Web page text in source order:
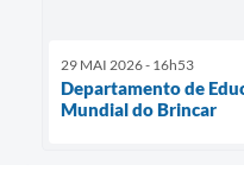
29 MAI 2026 - 16h53
Departamento de
Mundial do Brincar